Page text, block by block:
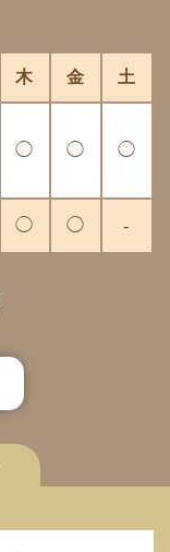
木 金 土
◯ ◯ ◯
◯ ◯ -